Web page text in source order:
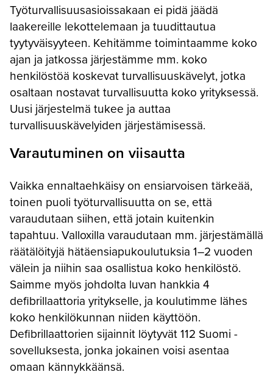
Työturvallisuusasioissakaan ei pidä jäädä
laakereille lekottelemaan ja tuudittautua
tyytyväisyyteen. Kehitämme toimintaamme koko
ajan ja jatkossa järjestämme mm. koko
henkilöstöä koskevat turvallisuuskävelyt, jotka
osaltaan nostavat turvallisuutta koko yrityksessä.
Uusi järjestelmä tukee ja auttaa
turvallisuuskävelyiden järjestämisessä.
Varautuminen on viisautta
Vaikka ennaltaehkäisy on ensiarvoisen tärkeää,
toinen puoli työturvallisuutta on se, että
varaudutaan siihen, että jotain kuitenkin
tapahtuu. Valloxilla varaudutaan mm. järjestämällä
räätälöityjä hätäensiapukoulutuksia 1–2 vuoden
välein ja niihin saa osallistua koko henkilöstö.
Saimme myös johdolta luvan hankkia 4
defibrillaattoria yritykselle, ja koulutimme lähes
koko henkilökunnan niiden käyttöön.
Defibrillaattorien sijainnit löytyvät 112 Suomi -
sovelluksesta, jonka jokainen voisi asentaa
omaan kännykkäänsä.